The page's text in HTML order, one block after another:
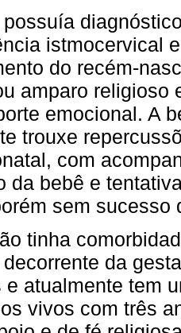
possuía
istmocervical
do recém-
amparo religioso
emocional. A
trouxe
com
da bebê e
sem
tinha
da
e atualmente tem
vivos com três